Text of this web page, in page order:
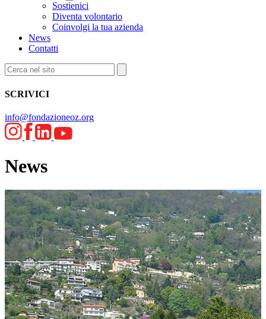
Sostienici
Diventa volontario
Coinvolgi la tua azienda
News
Contatti
SCRIVICI
info@fondazioneoz.org
News